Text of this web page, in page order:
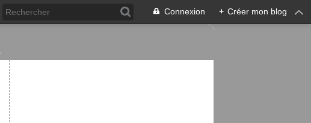
Connexion + Créer mon blog